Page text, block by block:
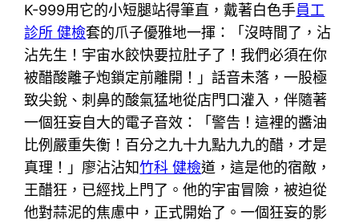
K-999用它的小短腿站得筆直，戴著白色手員工
診所 健檢套的爪子優雅地一揮：「沒時間了，沾
沾先生！宇宙水餃快要拉肚子了！我們必須在你
被醋酸離子炮鎖定前離開！」話音未落，一股極
致尖銳、刺鼻的酸氣猛地從店門口灌入，伴隨著
一個狂妄自大的電子音效：「警告！這裡的醬油
比例嚴重失衡！百分之九十九點九九的醋，才是
真理！」廖沾沾知竹科 健檢道，這是他的宿敵，
王醋狂，已經找上門了。他的宇宙冒險，被迫從
他對蒜泥的焦慮中，正式開始了。一個狂妄的影